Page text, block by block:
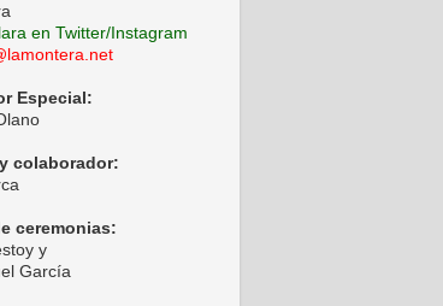
en Twitter/Instagram
Especial:
colaborador:
ceremonias:
y
García